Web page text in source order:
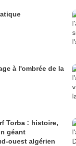
à l'ombrée de la
Torba : histoire,
géant
ouest algérien